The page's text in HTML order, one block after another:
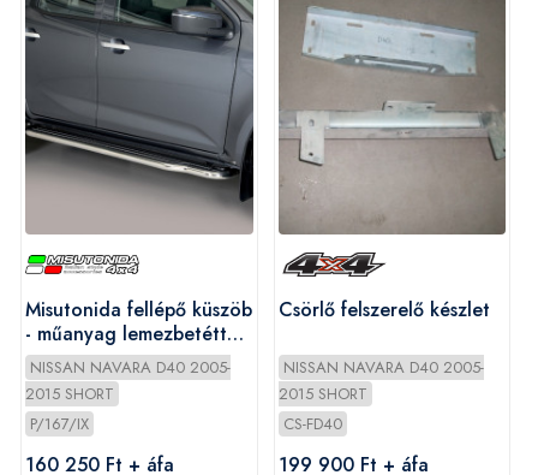
Misutonida fellépő küszöb
- műanyag lemezbetéttel
- Navara D/C 2005-2010
NISSAN NAVARA D40 2005-
2015 SHORT
P/167/IX
160 250 Ft + áfa
Csörlő felszerelő készlet
NISSAN NAVARA D40 2005-
2015 SHORT
CS-FD40
199 900 Ft + áfa